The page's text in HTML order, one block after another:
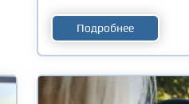
Подробнее